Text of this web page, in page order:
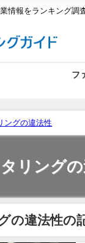
情報をランキング調
フ
ングの違法性
リング
の違法性の